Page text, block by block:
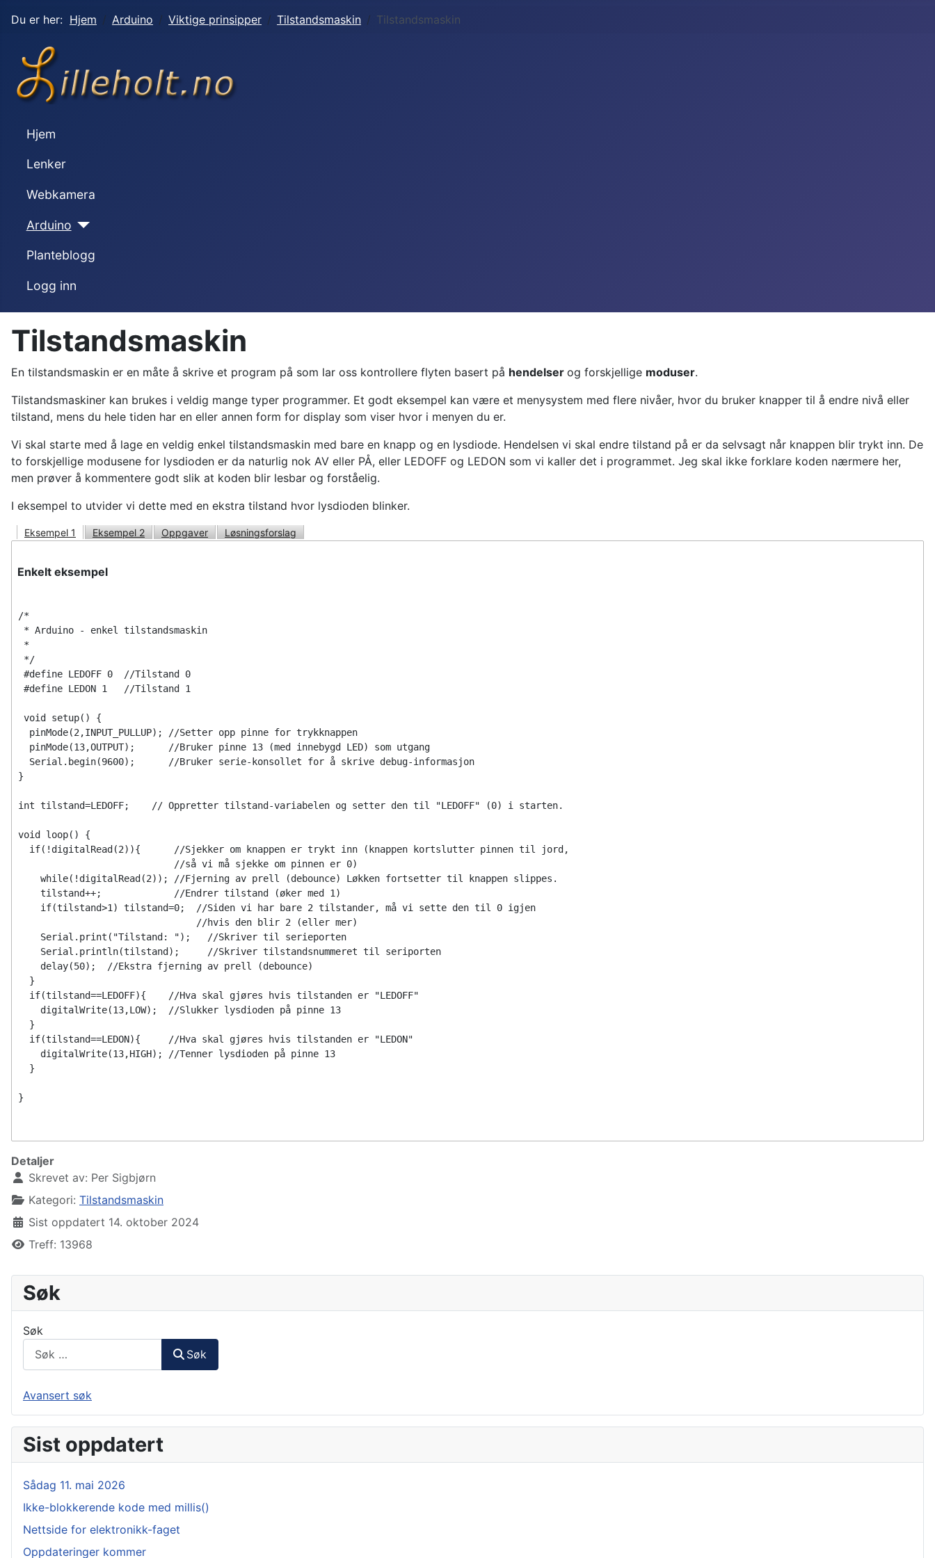
Du er her: Hjem Arduino Viktige prinsipper Tilstandsmaskin Tilstandsmaskin
Hjem
Lenker
Webkamera
Arduino
Planteblogg
Logg inn
Tilstandsmaskin
En tilstandsmaskin er en måte å skrive et program på som lar oss kontrollere flyten basert på hendelser og forskjellige moduser.
Tilstandsmaskiner kan brukes i veldig mange typer programmer. Et godt eksempel kan være et menysystem med flere nivåer, hvor du bruker knapper til å endre nivå eller
tilstand, mens du hele tiden har en eller annen form for display som viser hvor i menyen du er.
Vi skal starte med å lage en veldig enkel tilstandsmaskin med bare en knapp og en lysdiode. Hendelsen vi skal endre tilstand på er da selvsagt når knappen blir trykt inn. De
to forskjellige modusene for lysdioden er da naturlig nok AV eller PÅ, eller LEDOFF og LEDON som vi kaller det i programmet. Jeg skal ikke forklare koden nærmere her,
men prøver å kommentere godt slik at koden blir lesbar og forståelig.
I eksempel to utvider vi dette med en ekstra tilstand hvor lysdioden blinker.
Eksempel 1 Eksempel 2 Oppgaver Løsningsforslag
Enkelt eksempel
/*
* Arduino - enkel tilstandsmaskin
*
*/
#define LEDOFF 0  //Tilstand 0
#define LEDON 1   //Tilstand 1
void setup() {
  pinMode(2,INPUT_PULLUP); //Setter opp pinne for trykknappen
  pinMode(13,OUTPUT);      //Bruker pinne 13 (med innebygd LED) som utgang
  Serial.begin(9600);      //Bruker serie-konsollet for å skrive debug-informasjon
}
int tilstand=LEDOFF;    // Oppretter tilstand-variabelen og setter den til "LEDOFF" (0) i starten.
void loop() {
  if(!digitalRead(2)){      //Sjekker om knappen er trykt inn (knappen kortslutter pinnen til jord,
                            //så vi må sjekke om pinnen er 0)
    while(!digitalRead(2)); //Fjerning av prell (debounce) Løkken fortsetter til knappen slippes.
    tilstand++;             //Endrer tilstand (øker med 1)
    if(tilstand>1) tilstand=0;  //Siden vi har bare 2 tilstander, må vi sette den til 0 igjen
                                //hvis den blir 2 (eller mer)
    Serial.print("Tilstand: ");   //Skriver til serieporten
    Serial.println(tilstand);     //Skriver tilstandsnummeret til seriporten
delay(50);  //Ekstra fjerning av prell (debounce)
}
  if(tilstand==LEDOFF){    //Hva skal gjøres hvis tilstanden er "LEDOFF"
    digitalWrite(13,LOW);  //Slukker lysdioden på pinne 13
}
  if(tilstand==LEDON){     //Hva skal gjøres hvis tilstanden er "LEDON"
    digitalWrite(13,HIGH); //Tenner lysdioden på pinne 13
}
}
Detaljer
Skrevet av: Per Sigbjørn
Kategori: Tilstandsmaskin
Sist oppdatert 14. oktober 2024
Treff: 13968
Søk
Søk
Søk
Avansert søk
Sist oppdatert
Sådag 11. mai 2026
Ikke-blokkerende kode med millis()
Nettside for elektronikk-faget
Oppdateringer kommer